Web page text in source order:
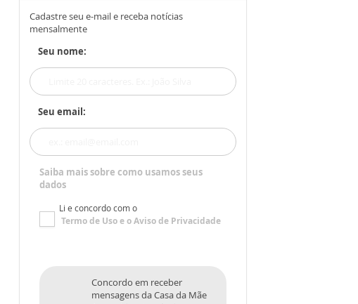
Cadastre seu e-mail e receba notícias
mensalmente
Seu nome:
Seu email:
Saiba mais sobre como usamos seus
dados
Li e concordo com o
Termo de Usoe oAviso de Privacidade
Concordo em receber
mensagens da Casa da Mãe